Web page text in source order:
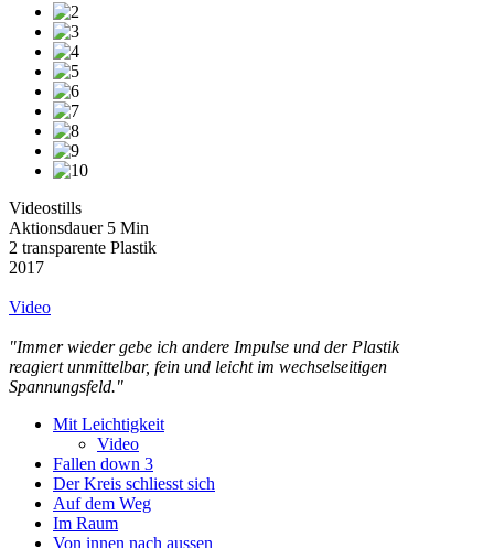
Videostills
Aktionsdauer 5 Min
2 transparente Plastik
2017
Video
"Immer wieder gebe ich andere Impulse und der Plastik
reagiert unmittelbar, fein und leicht im wechselseitigen
Spannungsfeld."
Mit Leichtigkeit
Video
Fallen down 3
Der Kreis schliesst sich
Auf dem Weg
Im Raum
Von innen nach aussen